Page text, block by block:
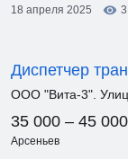
18 апреля 2025
Диспетчер
ООО "Вита-3".
35 000 – 45 000
Арсеньев